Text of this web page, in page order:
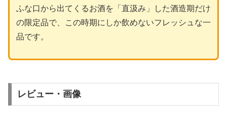
ふな口から出てくるお酒を「直汲み」した酒造期だけ
の限定品で、この時期にしか飲めないフレッシュな一
品です。
レビュー・画像